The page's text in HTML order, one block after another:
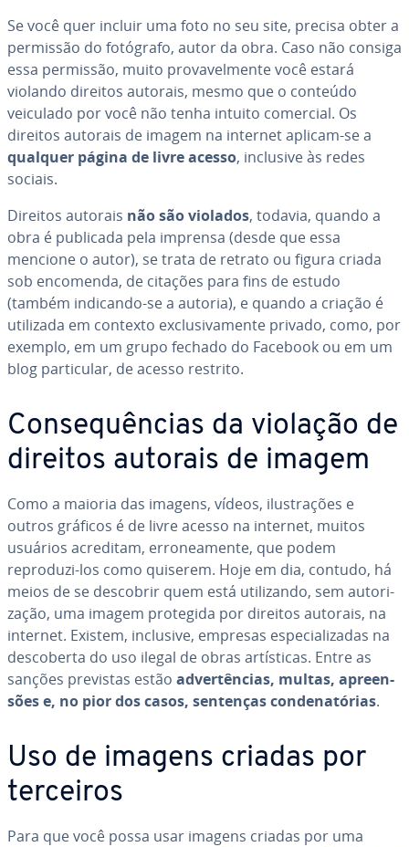
Se você quer incluir uma foto no seu site, precisa obter a
permissão do fotógrafo, autor da obra. Caso não consiga
essa permissão, muito pro­va­vel­mente você estará
violando direitos autorais, mesmo que o conteúdo
veiculado por você não tenha intuito comercial. Os
direitos autorais de imagem na internet aplicam-se a
qualquer página de livre acesso, inclusive às redes
sociais.
Direitos autorais não são violados, todavia, quando a
obra é publicada pela imprensa (desde que essa
mencione o autor), se trata de retrato ou figura criada
sob encomenda, de citações para fins de estudo
(também indicando-se a autoria), e quando a criação é
utilizada em contexto ex­clu­si­va­mente privado, como, por
exemplo, em um grupo fechado do Facebook ou em um
blog par­ti­cu­lar, de acesso restrito.
Con­sequên­cias da violação de
direitos autorais de imagem
Como a maioria das imagens, vídeos, ilus­tra­ções e
outros gráficos é de livre acesso na internet, muitos
usuários acreditam, er­ro­ne­a­mente, que podem
reproduzi-los como quiserem. Hoje em dia, contudo, há
meios de se descobrir quem está uti­li­zando, sem au­to­ri­
za­ção, uma imagem protegida por direitos autorais, na
internet. Existem, inclusive, empresas es­pe­ci­a­li­za­das na
des­co­berta do uso ilegal de obras ar­tís­ti­cas. Entre as
sanções previstas estão ad­ver­tên­cias, multas, apre­en­
sões e, no pior dos casos, sentenças con­de­na­tó­rias.
Uso de imagens criadas por
terceiros
Para que você possa usar imagens criadas por uma